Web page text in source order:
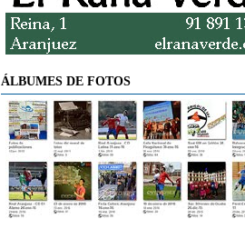
ÁLBUMES DE FOTOS